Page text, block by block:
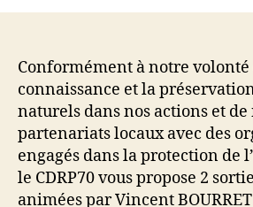
Conformément à notre
connaissance et la
naturels dans nos actions et de
partenariats locaux avec des
engagés dans la protection de
le CDRP70 vous propose 2
animées par Vincent